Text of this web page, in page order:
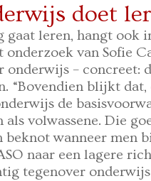
doet
gaat leren, hangt ook
van Sofie
onderwijs – concreet:
“Bovendien blijkt
de
als volwassene. Die
beknot wanneer
naar een lagere
tegenover onderwijs